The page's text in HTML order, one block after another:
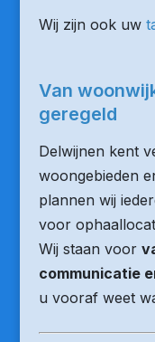
Wij zijn ook uw
Van
geregeld
Delwijnen kent
woongebieden
plannen wij
voor
Wij staan voor
communicatie
u vooraf weet